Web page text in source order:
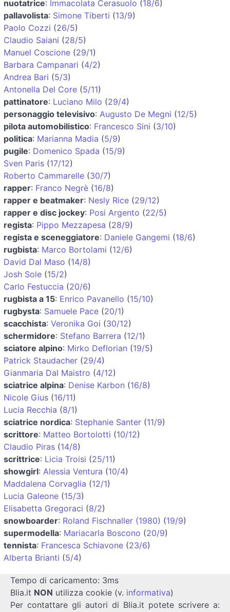
nuotatrice: Immacolata Cerasuolo (18/6)
pallavolista: Simone Tiberti (13/9)
Paolo Cozzi (26/5)
Claudio Saiani (28/5)
Manuel Coscione (29/1)
Barbara Campanari (4/2)
Andrea Bari (5/3)
Antonella Del Core (5/11)
pattinatore: Luciano Milo (29/4)
personaggio televisivo: Augusto De Megni (12/5)
pilota automobilistico: Francesco Sini (3/10)
politica: Marianna Madia (5/9)
pugile: Domenico Spada (15/9)
Sven Paris (17/12)
Roberto Cammarelle (30/7)
rapper: Franco Negrè (16/8)
rapper e beatmaker: Nesly Rice (29/12)
rapper e disc jockey: Posi Argento (22/5)
regista: Pippo Mezzapesa (28/9)
regista e sceneggiatore: Daniele Gangemi (18/6)
rugbista: Marco Bortolami (12/6)
David Dal Maso (14/8)
Josh Sole (15/2)
Carlo Festuccia (20/6)
rugbista a 15: Enrico Pavanello (15/10)
rugbysta: Samuele Pace (20/1)
scacchista: Veronika Goi (30/12)
schermidore: Stefano Barrera (12/1)
sciatore alpino: Mirko Deflorian (19/5)
Patrick Staudacher (29/4)
Gianmaria Dal Maistro (4/12)
sciatrice alpina: Denise Karbon (16/8)
Nicole Gius (16/11)
Lucia Recchia (8/1)
sciatrice nordica: Stephanie Santer (11/9)
scrittore: Matteo Bortolotti (10/12)
Claudio Piras (14/8)
scrittrice: Licia Troisi (25/11)
showgirl: Alessia Ventura (10/4)
Maddalena Corvaglia (12/1)
Lucia Galeone (15/3)
Elisabetta Gregoraci (8/2)
snowboarder: Roland Fischnaller (1980) (19/9)
supermodella: Mariacarla Boscono (20/9)
tennista: Francesca Schiavone (23/6)
Alberta Brianti (5/4)
Tempo di caricamento: 3ms
Blia.it NON utilizza cookie (v. informativa)
Per contattare gli autori di Blia.it potete scrivere a: